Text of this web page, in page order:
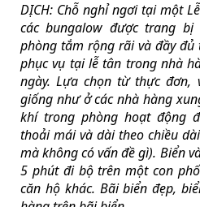
DỊCH: Chỗ nghỉ ngơi tại một
các bungalow được trang bị
phòng tắm rộng rãi và đầy
phục vụ tại lễ tân trong nhà
ngày. Lựa chọn từ thực
giống như ở các nhà hàng
khí trong phòng hoạt động
thoải mái và dài theo chiều
mà không có vấn đề gì). Biển
5 phút đi bộ trên một con
căn hộ khác. Bãi biển đẹp,